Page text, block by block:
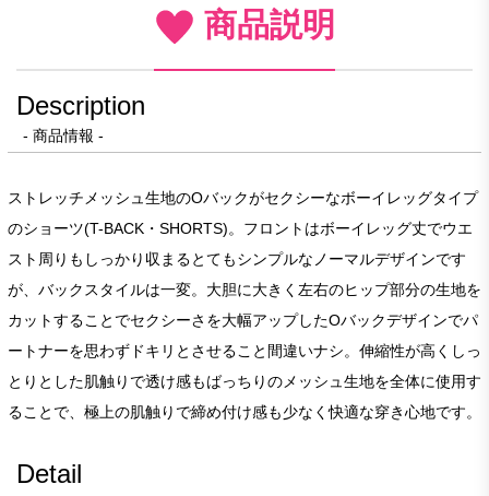
商品説明
Description
- 商品情報 -
ストレッチメッシュ生地のOバックがセクシーなボーイレッグタイプ
のショーツ(T-BACK・SHORTS)。フロントはボーイレッグ丈でウエ
スト周りもしっかり収まるとてもシンプルなノーマルデザインです
が、バックスタイルは一変。大胆に大きく左右のヒップ部分の生地を
カットすることでセクシーさを大幅アップしたOバックデザインでパ
ートナーを思わずドキリとさせること間違いナシ。伸縮性が高くしっ
とりとした肌触りで透け感もばっちりのメッシュ生地を全体に使用す
ることで、極上の肌触りで締め付け感も少なく快適な穿き心地です。
Detail